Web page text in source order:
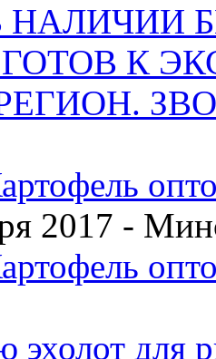
НАЛИЧИИ
К
2017 -
эхолот для